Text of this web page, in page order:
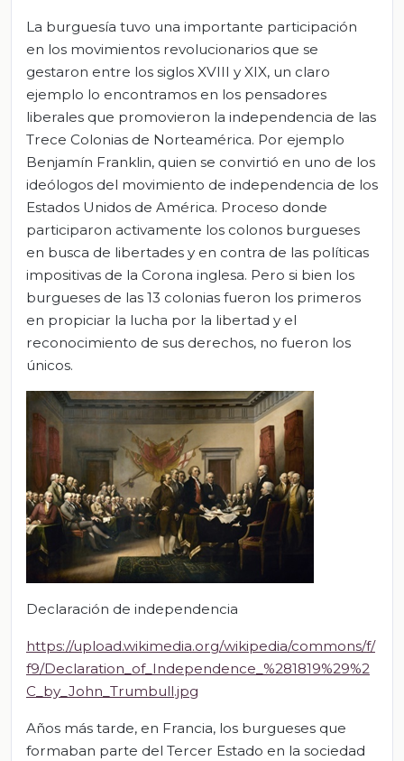
La burguesía tuvo una importante participación
en los movimientos revolucionarios que se
gestaron entre los siglos XVIII y XIX, un claro
ejemplo lo encontramos en los pensadores
liberales que promovieron la independencia de las
Trece Colonias de Norteamérica. Por ejemplo
Benjamín Franklin, quien se convirtió en uno de los
ideólogos del movimiento de independencia de los
Estados Unidos de América. Proceso donde
participaron activamente los colonos burgueses
en busca de libertades y en contra de las políticas
impositivas de la Corona inglesa. Pero si bien los
burgueses de las 13 colonias fueron los primeros
en propiciar la lucha por la libertad y el
reconocimiento de sus derechos, no fueron los
únicos.
Declaración de independencia
https://upload.wikimedia.org/wikipedia/commons/f/
f9/Declaration_of_Independence_%281819%29%2
C_by_John_Trumbull.jpg
Años más tarde, en Francia, los burgueses que
formaban parte del Tercer Estado en la sociedad